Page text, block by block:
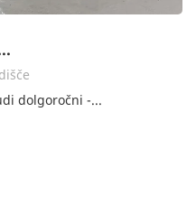
dolgoročni -...